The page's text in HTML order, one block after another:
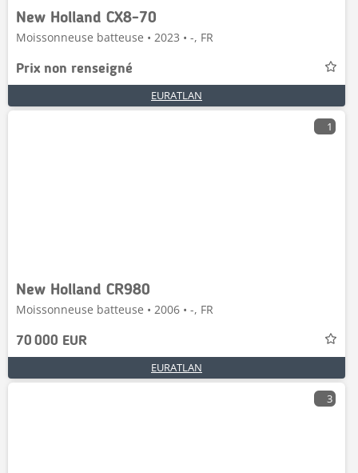
New Holland CX8-70
Moissonneuse batteuse • 2023 • -, FR
Prix non renseigné
EURATLAN
1
New Holland CR980
Moissonneuse batteuse • 2006 • -, FR
70 000 EUR
EURATLAN
3